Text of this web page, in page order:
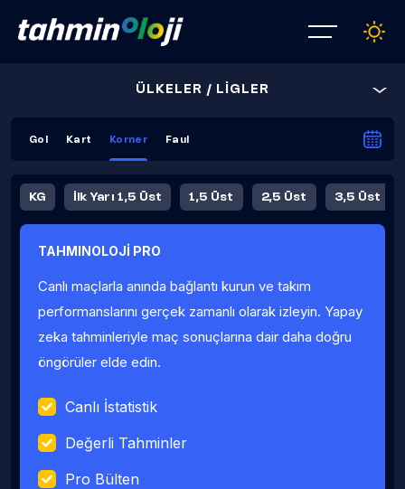
ÜLKELER / LİGLER
Gol Kart Korner Faul
KG İlk Yarı 1,5 Üst 1,5 Üst 2,5 Üst 3,5 Üst
Fauller Ortalama
TAHMINOLOJİ PRO
Canlı maçlarla anında bağlantı kurun ve takım
performanslarını gerçek zamanlı olarak izleyin. Yapay
zeka tahminleriyle maç sonuçlarına dair daha doğru
öngörüler elde edin.
Canlı İstatistik
Değerli Tahminler
Pro Bülten